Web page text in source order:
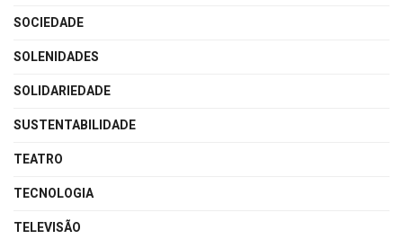
SOCIEDADE
SOLENIDADES
SOLIDARIEDADE
SUSTENTABILIDADE
TEATRO
TECNOLOGIA
TELEVISÃO